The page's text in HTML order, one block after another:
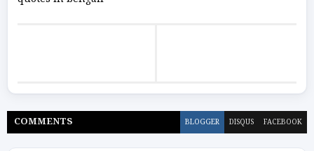
COMMENTS BLOGGER DISQUS FACEBOOK